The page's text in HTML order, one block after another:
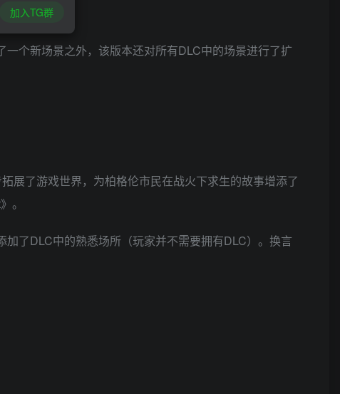
个新场景之外，该版本还对所有DLC中的场景进行了扩
展了游戏世界，为柏格伦市民在战火下求生的故事增添了
。
了DLC中的熟悉场所（玩家并不需要拥有DLC）。换言
加入TG群